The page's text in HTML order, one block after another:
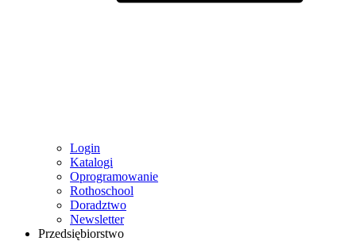
Login
Katalogi
Oprogramowanie
Rothoschool
Doradztwo
Newsletter
Przedsiębiorstwo